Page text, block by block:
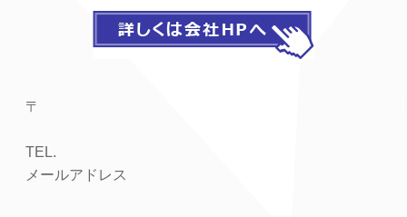
〒
TEL.
メールアドレス